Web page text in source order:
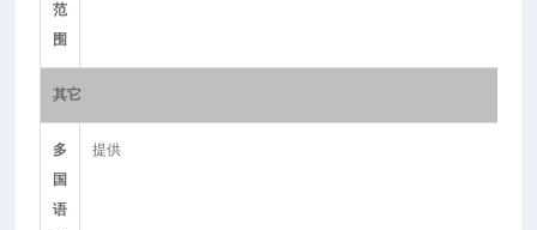
范
围
其它
多
国
语
提供